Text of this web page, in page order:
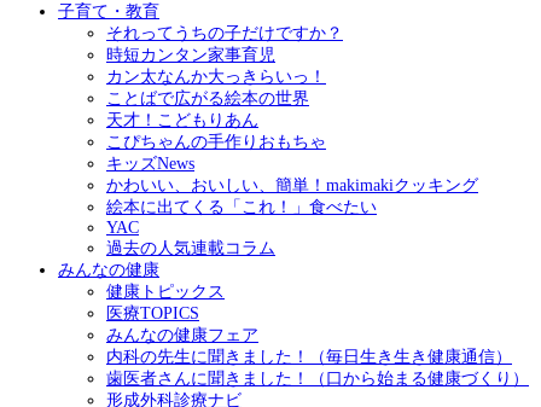
子育て・教育
それってうちの子だけですか？
時短カンタン家事育児
カン太なんか大っきらいっ！
ことばで広がる絵本の世界
天才！こどもりあん
こぴちゃんの手作りおもちゃ
キッズNews
かわいい、おいしい、簡単！makimakiクッキング
絵本に出てくる「これ！」食べたい
YAC
過去の人気連載コラム
みんなの健康
健康トピックス
医療TOPICS
みんなの健康フェア
内科の先生に聞きました！（毎日生き生き健康通信）
歯医者さんに聞きました！（口から始まる健康づくり）
形成外科診療ナビ